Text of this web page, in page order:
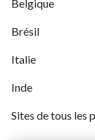
Belgique
Brésil
Italie
Inde
Sites de tous les